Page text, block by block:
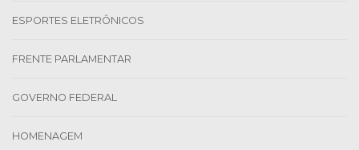
ESPORTES ELETRÔNICOS
FRENTE PARLAMENTAR
GOVERNO FEDERAL
HOMENAGEM